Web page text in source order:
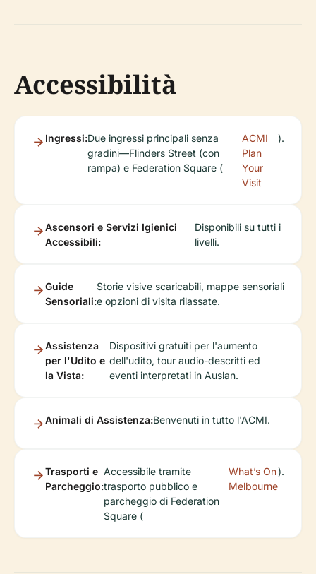
Accessibilità
Ingressi:Due ingressi principali senza
gradini—Flinders Street (con
rampa) e Federation Square (
ACMI
Plan
Your
Visit
).
Ascensori e Servizi Igienici
Accessibili:
Disponibili su tutti i
livelli.
Guide
Sensoriali:
Storie visive scaricabili, mappe sensoriali
e opzioni di visita rilassate.
Assistenza
per l'Udito e
la Vista:
Dispositivi gratuiti per l'aumento
dell'udito, tour audio-descritti ed
eventi interpretati in Auslan.
Animali di Assistenza:Benvenuti in tutto l'ACMI.
Trasporti e
Parcheggio:
Accessibile tramite
trasporto pubblico e
parcheggio di Federation
Square (
What’s On
Melbourne
).